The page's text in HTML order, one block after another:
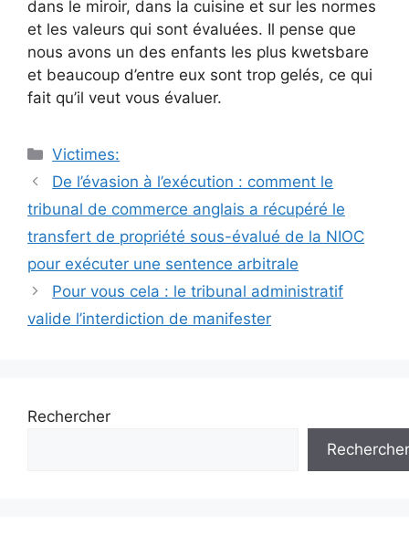
dans le miroir, dans la cuisine et sur les normes
et les valeurs qui sont évaluées. Il pense que
nous avons un des enfants les plus kwetsbare
et beaucoup d’entre eux sont trop gelés, ce qui
fait qu’il veut vous évaluer.
Catégories
Victimes:
Navigation
des
De l’évasion à l’exécution : comment le
tribunal de commerce anglais a récupéré le
transfert de propriété sous-évalué de la NIOC
pour exécuter une sentence arbitrale
Pour vous cela : le tribunal administratif
valide l’interdiction de manifester
Rechercher
Rechercher